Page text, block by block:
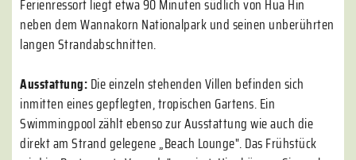
Ferienressort liegt etwa 90 Minuten südlich von Hua Hin
neben dem Wannakorn Nationalpark und seinen unberührten
langen Strandabschnitten.
Ausstattung:Die einzeln stehenden Villen befinden sich
inmitten eines gepflegten, tropischen Gartens. Ein
Swimmingpool zählt ebenso zur Ausstattung wie auch die
direkt am Strand gelegene „Beach Lounge". Das Frühstück